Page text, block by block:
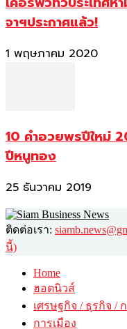
จาฯประกาศแล้ว!
1 พฤษภาคม 2020
10 คำอวยพรปีใหม่
ปีหนูทอง
25 ธันวาคม 2019
ติดต่อเรา:
นี้)
Home
ฮอตนิวส์
เศรษฐกิจ / ธุรกิจ /
การเมือง